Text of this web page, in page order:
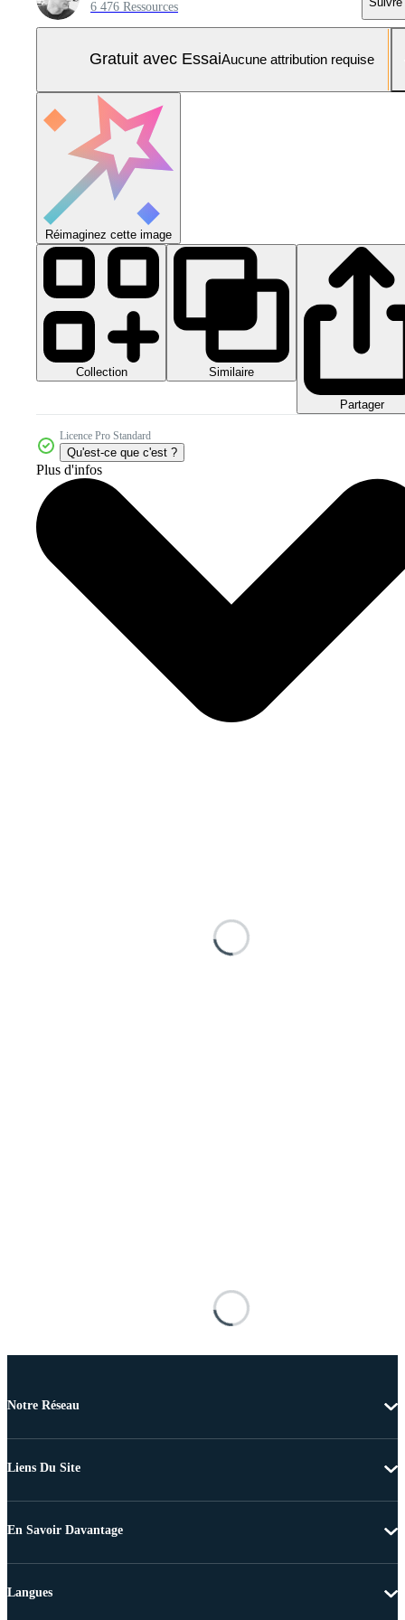
6 476 Ressources
Gratuit avec EssaiAucune attribution requise
Réimaginez cette image
Collection Similaire
Partager
Licence Pro Standard
Qu'est-ce que c'est ?
Plus d'infos
Notre Réseau
Liens Du Site
En Savoir Davantage
Langues